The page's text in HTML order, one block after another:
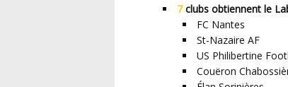
7clubs obtiennent le
FC Nantes
St-Nazaire AF
US Philibertine
Couëron